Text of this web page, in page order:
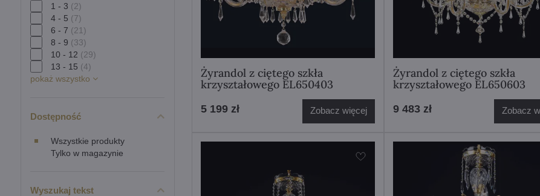
Żyrandol z ciętego szkła
krzyształowego EL650403
5 199 zł Zobacz więcej
Żyrandol z ciętego szkła
krzyształowego EL650603
9 483 zł Zobacz
1 - 3 (2)
4 - 5 (7)
6 - 7 (21)
8 - 9 (33)
10 - 12 (29)
13 - 15 (4)
pokaż wszystko
Dostępność
Wszystkie produkty
Tylko w magazynie
Wyszukaj tekst